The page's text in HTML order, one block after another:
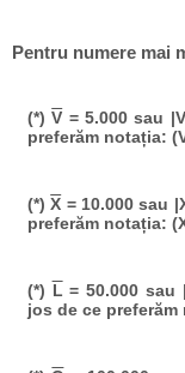
Pentru numere mai
(*)V = 5.000 sau
preferăm notația:
(*)X = 10.000 sau
preferăm notația:
(*) L = 50.000 sau
jos de ce preferăm